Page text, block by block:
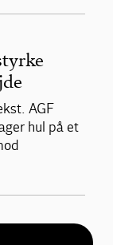
AGF
hul på et